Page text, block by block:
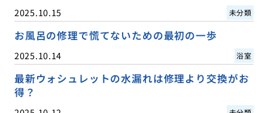
2025.10.15 未分類
お風呂の修理で慌てないための最初の一歩
2025.10.14 浴室
最新ウォシュレットの水漏れは修理より交換がお
得？